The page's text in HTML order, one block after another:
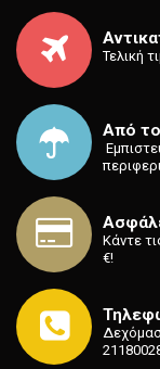
Τελική
Από
Κάντε
€!